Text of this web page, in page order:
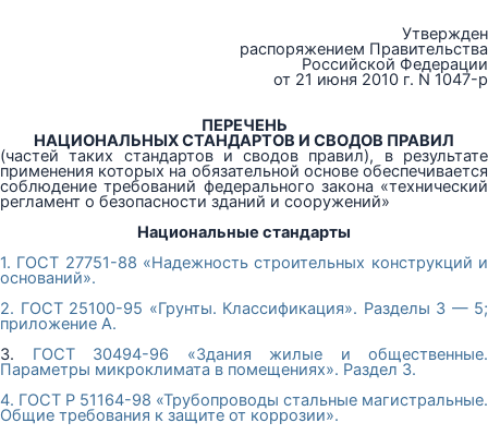
Утвержден
распоряжением Правительства
Российской Федерации
от 21 июня 2010 г. N 1047-р
ПЕРЕЧЕНЬ
НАЦИОНАЛЬНЫХ СТАНДАРТОВ И СВОДОВ ПРАВИЛ
(частей таких стандартов и сводов правил), в результате
применения которых на обязательной основе обеспечивается
соблюдение требований федерального закона «технический
регламент о безопасности зданий и сооружений»
Национальные стандарты
1. ГОСТ 27751-88 «Надежность строительных конструкций и
оснований».
2. ГОСТ 25100-95 «Грунты. Классификация». Разделы 3 — 5;
приложение А.
3. ГОСТ 30494-96 «Здания жилые и общественные.
Параметры микроклимата в помещениях». Раздел 3.
4. ГОСТ Р 51164-98 «Трубопроводы стальные магистральные.
Общие требования к защите от коррозии».